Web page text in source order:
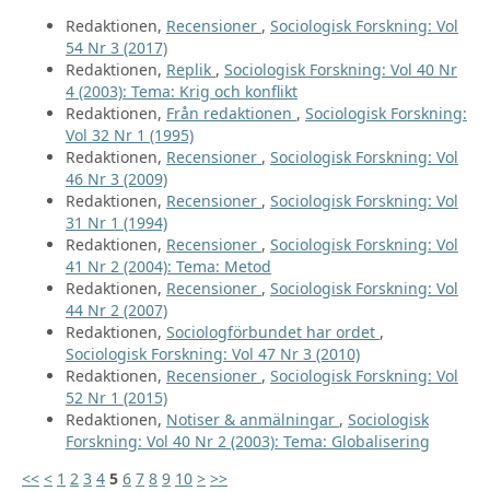
Redaktionen, Recensioner , Sociologisk Forskning: Vol
54 Nr 3 (2017)
Redaktionen, Replik , Sociologisk Forskning: Vol 40 Nr
4 (2003): Tema: Krig och konflikt
Redaktionen, Från redaktionen , Sociologisk Forskning:
Vol 32 Nr 1 (1995)
Redaktionen, Recensioner , Sociologisk Forskning: Vol
46 Nr 3 (2009)
Redaktionen, Recensioner , Sociologisk Forskning: Vol
31 Nr 1 (1994)
Redaktionen, Recensioner , Sociologisk Forskning: Vol
41 Nr 2 (2004): Tema: Metod
Redaktionen, Recensioner , Sociologisk Forskning: Vol
44 Nr 2 (2007)
Redaktionen, Sociologförbundet har ordet ,
Sociologisk Forskning: Vol 47 Nr 3 (2010)
Redaktionen, Recensioner , Sociologisk Forskning: Vol
52 Nr 1 (2015)
Redaktionen, Notiser & anmälningar , Sociologisk
Forskning: Vol 40 Nr 2 (2003): Tema: Globalisering
<< < 1 2 3 4 5 6 7 8 9 10 > >>